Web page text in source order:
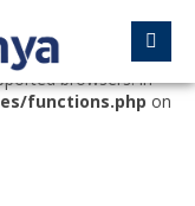
was called
6.9.0! IE
browsers. in
functions.php on